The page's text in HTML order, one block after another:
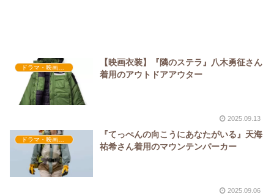
ドラマ・映画衣装
【映画衣装】『隣のステラ』八木勇征さん
着用のアウトドアアウター
2025.09.13
『てっぺんの向こうにあなたがいる』天海
祐希さん着用のマウンテンパーカー
2025.09.06